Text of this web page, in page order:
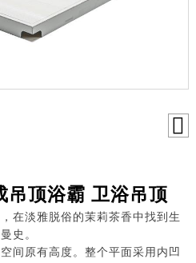
吊顶浴霸 卫浴吊顶
在淡雅脱俗的茉莉茶香中找到生
史。
间原有高度。整个平面采用内凹